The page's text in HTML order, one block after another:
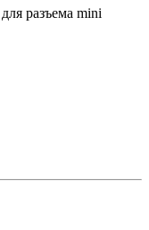
разъема mini